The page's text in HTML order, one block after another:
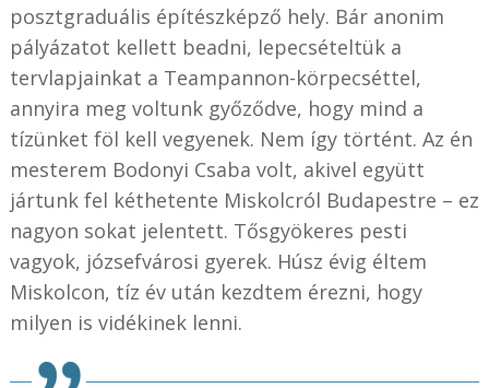
posztgraduális építészképző hely. Bár anonim
pályázatot kellett beadni, lepecsételtük a
tervlapjainkat a Teampannon-körpecséttel,
annyira meg voltunk győződve, hogy mind a
tízünket föl kell vegyenek. Nem így történt. Az én
mesterem Bodonyi Csaba volt, akivel együtt
jártunk fel kéthetente Miskolcról Budapestre – ez
nagyon sokat jelentett. Tősgyökeres pesti
vagyok, józsefvárosi gyerek. Húsz évig éltem
Miskolcon, tíz év után kezdtem érezni, hogy
milyen is vidékinek lenni.